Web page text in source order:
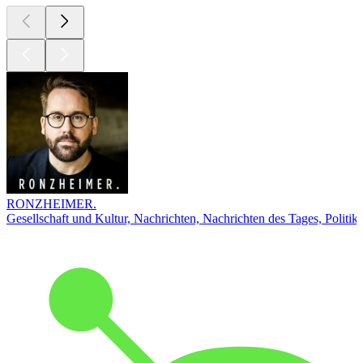
RONZHEIMER.
Gesellschaft und Kultur, Nachrichten, Nachrichten des Tages, Politik